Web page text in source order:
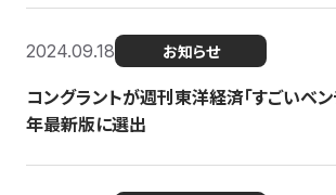
2024.09.18 お知らせ
コングラントが週刊東洋経済「すごいベ
年最新版に選出